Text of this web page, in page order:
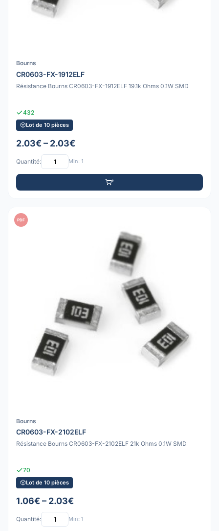
Bourns
CR0603-FX-1912ELF
Résistance Bourns CR0603-FX-1912ELF 19.1k Ohms 0.1W SMD
432
Lot de 10 pièces
2.03€ – 2.03€
Quantité: Min: 1
PDF
Bourns
CR0603-FX-2102ELF
Résistance Bourns CR0603-FX-2102ELF 21k Ohms 0.1W SMD
70
Lot de 10 pièces
1.06€ – 2.03€
Quantité: Min: 1